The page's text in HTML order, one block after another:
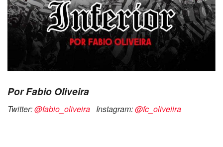
Por Fabio Oliveira
Twitter:@fabio_oliveira Instagram:@fc_oliveiira